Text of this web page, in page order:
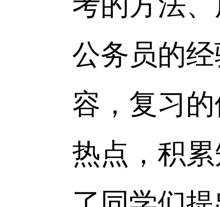
三位同
考的方法
公务员的
容，复